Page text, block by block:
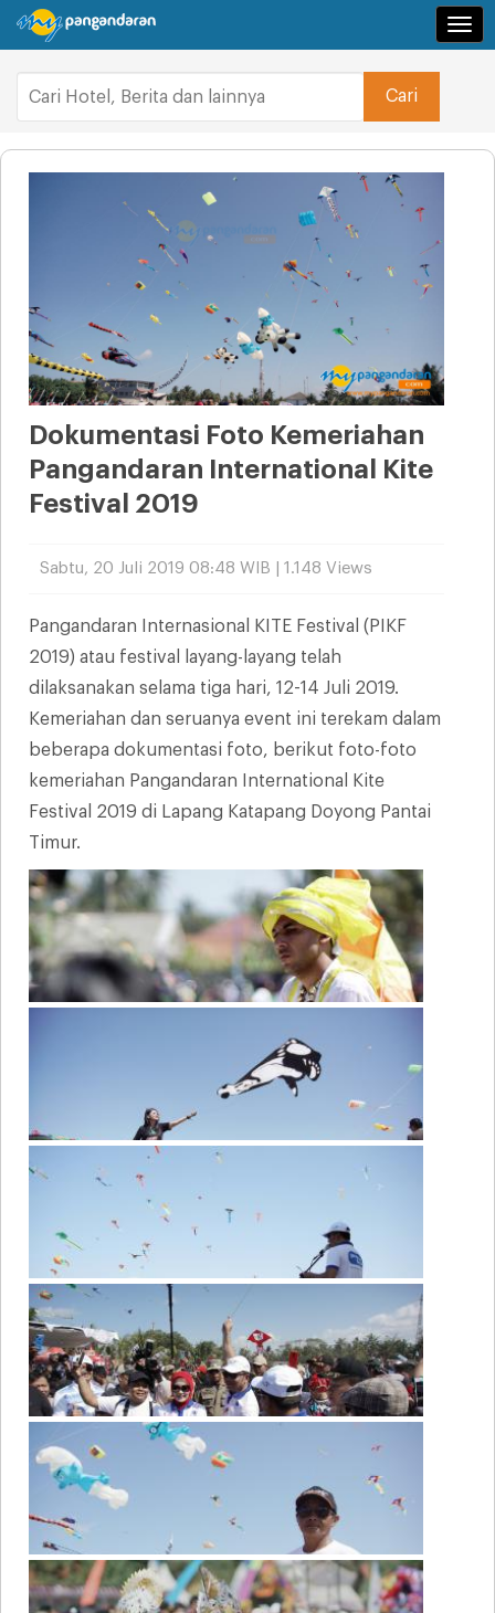
Dokumentasi Foto Kemeriahan
Pangandaran International Kite
Festival 2019
Sabtu, 20 Juli 2019 08:48 WIB | 1.148 Views
Pangandaran Internasional KITE Festival (PIKF
2019) atau festival layang-layang telah
dilaksanakan selama tiga hari, 12-14 Juli 2019.
Kemeriahan dan seruanya event ini terekam dalam
beberapa dokumentasi foto, berikut foto-foto
kemeriahan Pangandaran International Kite
Festival 2019 di Lapang Katapang Doyong Pantai
Timur.